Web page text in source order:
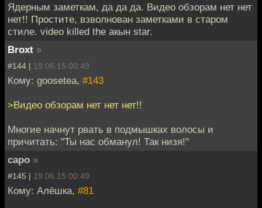
Ядерным заметкам, да да да. Видео обзорам нет нет
нет!! Простите, взволнован заметками в старом
стиле. video killed the акын star.
Broxt »
#144 | 19.06.15 00:49
Кому: goosetea, #143
>Видео обзорам нет нет нет!!
Многие начнут рвать в подмышках волосы и
причитать: "Ты нас обманул! Так низя!"
capo »
#145 | 19.06.15 00:49
Кому: Алёшка, #81